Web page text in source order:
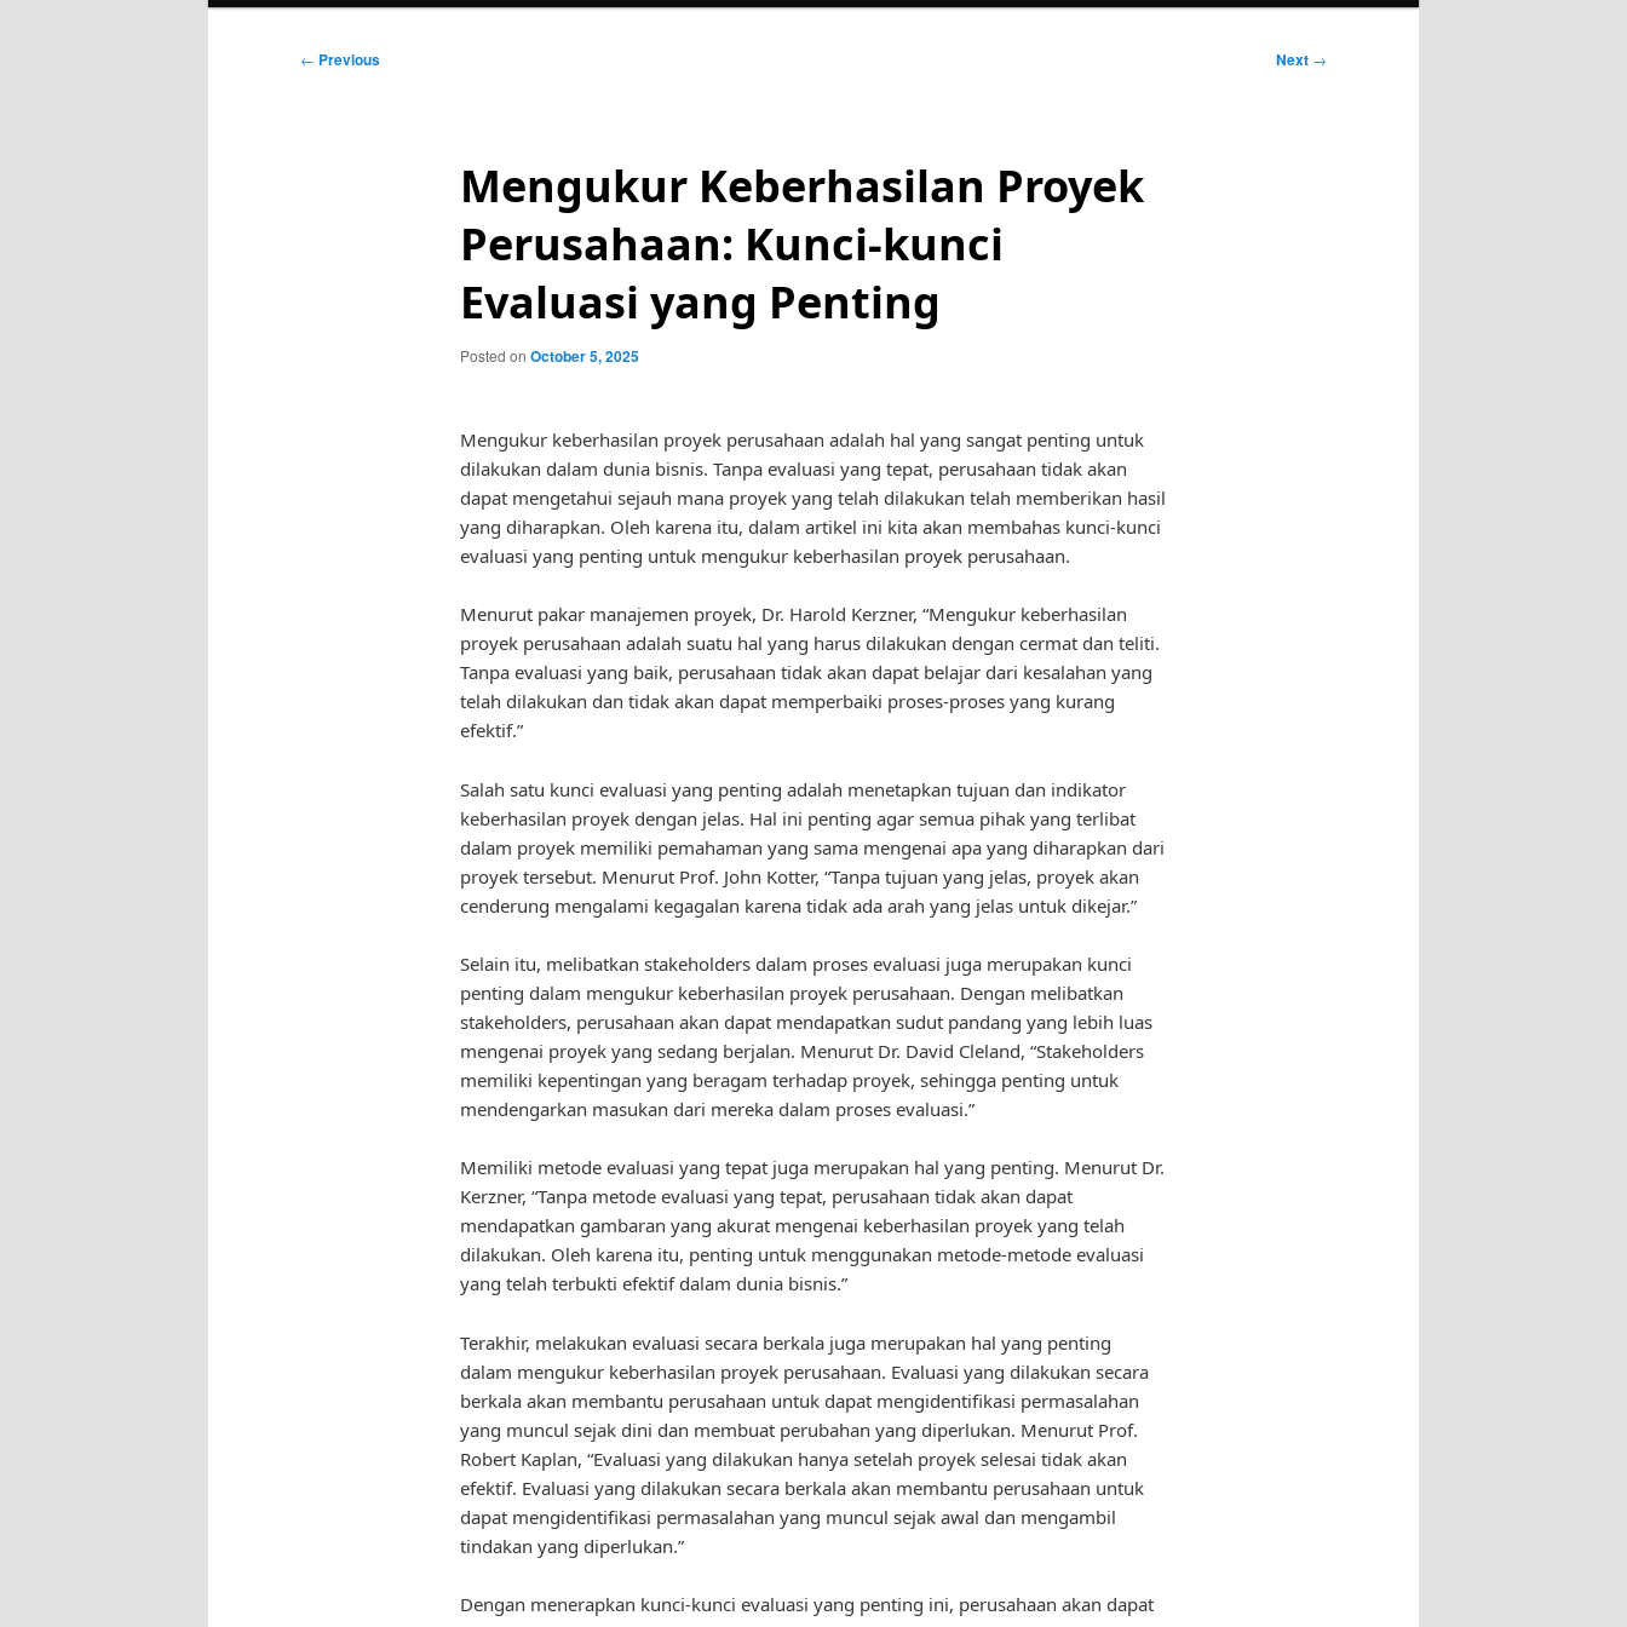
Post
← Previous Next →
Mengukur Keberhasilan Proyek
Perusahaan: Kunci-kunci
Evaluasi yang Penting
Posted on October 5, 2025
Mengukur keberhasilan proyek perusahaan adalah hal yang sangat penting untuk
dilakukan dalam dunia bisnis. Tanpa evaluasi yang tepat, perusahaan tidak akan
dapat mengetahui sejauh mana proyek yang telah dilakukan telah memberikan hasil
yang diharapkan. Oleh karena itu, dalam artikel ini kita akan membahas kunci-kunci
evaluasi yang penting untuk mengukur keberhasilan proyek perusahaan.
Menurut pakar manajemen proyek, Dr. Harold Kerzner, “Mengukur keberhasilan
proyek perusahaan adalah suatu hal yang harus dilakukan dengan cermat dan teliti.
Tanpa evaluasi yang baik, perusahaan tidak akan dapat belajar dari kesalahan yang
telah dilakukan dan tidak akan dapat memperbaiki proses-proses yang kurang
efektif.”
Salah satu kunci evaluasi yang penting adalah menetapkan tujuan dan indikator
keberhasilan proyek dengan jelas. Hal ini penting agar semua pihak yang terlibat
dalam proyek memiliki pemahaman yang sama mengenai apa yang diharapkan dari
proyek tersebut. Menurut Prof. John Kotter, “Tanpa tujuan yang jelas, proyek akan
cenderung mengalami kegagalan karena tidak ada arah yang jelas untuk dikejar.”
Selain itu, melibatkan stakeholders dalam proses evaluasi juga merupakan kunci
penting dalam mengukur keberhasilan proyek perusahaan. Dengan melibatkan
stakeholders, perusahaan akan dapat mendapatkan sudut pandang yang lebih luas
mengenai proyek yang sedang berjalan. Menurut Dr. David Cleland, “Stakeholders
memiliki kepentingan yang beragam terhadap proyek, sehingga penting untuk
mendengarkan masukan dari mereka dalam proses evaluasi.”
Memiliki metode evaluasi yang tepat juga merupakan hal yang penting. Menurut Dr.
Kerzner, “Tanpa metode evaluasi yang tepat, perusahaan tidak akan dapat
mendapatkan gambaran yang akurat mengenai keberhasilan proyek yang telah
dilakukan. Oleh karena itu, penting untuk menggunakan metode-metode evaluasi
yang telah terbukti efektif dalam dunia bisnis.”
Terakhir, melakukan evaluasi secara berkala juga merupakan hal yang penting
dalam mengukur keberhasilan proyek perusahaan. Evaluasi yang dilakukan secara
berkala akan membantu perusahaan untuk dapat mengidentifikasi permasalahan
yang muncul sejak dini dan membuat perubahan yang diperlukan. Menurut Prof.
Robert Kaplan, “Evaluasi yang dilakukan hanya setelah proyek selesai tidak akan
efektif. Evaluasi yang dilakukan secara berkala akan membantu perusahaan untuk
dapat mengidentifikasi permasalahan yang muncul sejak awal dan mengambil
tindakan yang diperlukan.”
Dengan menerapkan kunci-kunci evaluasi yang penting ini, perusahaan akan dapat